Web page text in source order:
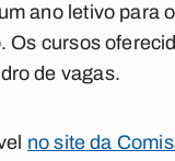
ano letivo para
Os cursos
de vagas.
no site da